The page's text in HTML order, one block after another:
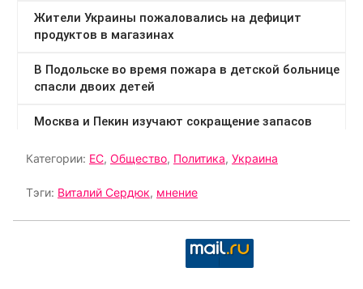
Категории: ЕС, Общество, Политика, Украина
Тэги: Виталий Сердюк, мнение